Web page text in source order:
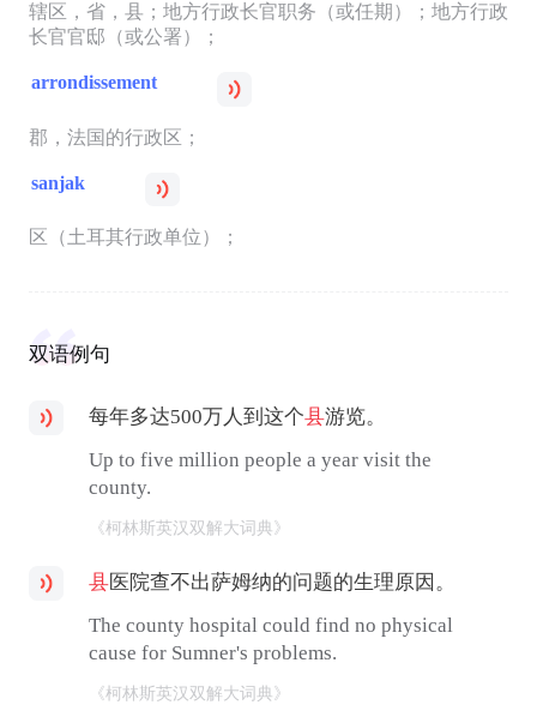
辖区，省，县；地方行政长官职务（或任期）；地方行政
长官官邸（或公署）；
arrondissement
郡，法国的行政区；
sanjak
区（土耳其行政单位）；
双语例句
每年多达500万人到这个县游览。
Up to five million people a year visit the
county.
《柯林斯英汉双解大词典》
县医院查不出萨姆纳的问题的生理原因。
The county hospital could find no physical
cause for Sumner's problems.
《柯林斯英汉双解大词典》